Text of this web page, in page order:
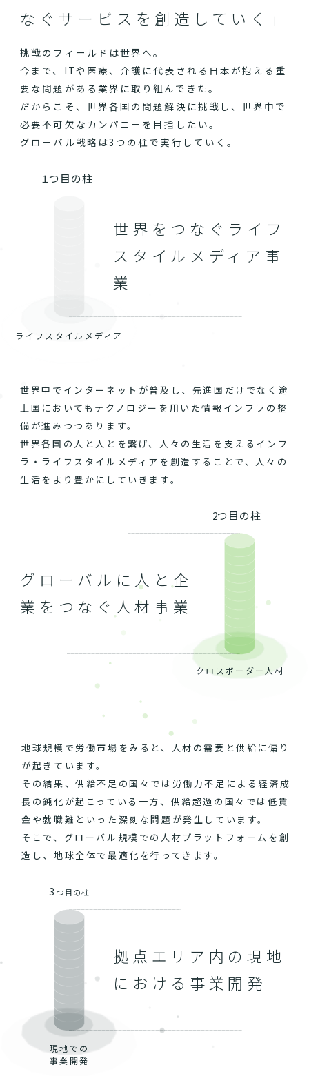
なぐサービスを創造していく」
挑戦のフィールドは世界へ。
今まで、ITや医療、介護に代表される日本が抱える重
要な問題がある業界に取り組んできた。
だからこそ、世界各国の問題解決に挑戦し、世界中で
必要不可欠なカンパニーを目指したい。
グローバル戦略は3つの柱で実行していく。
１つ目の柱
ライフスタイルメディア
世界をつなぐライフ
スタイルメディア事
業
世界中でインターネットが普及し、先進国だけでなく途
上国においてもテクノロジーを用いた情報インフラの整
備が進みつつあります。
世界各国の人と人とを繋げ、人々の生活を支えるインフ
ラ・ライフスタイルメディアを創造することで、人々の
生活をより豊かにしていきます。
グローバルに人と企
業をつなぐ人材事業
地球規模で労働市場をみると、人材の需要と供給に偏り
が起きています。
その結果、供給不足の国々では労働力不足による経済成
長の鈍化が起こっている一方、供給超過の国々では低賃
金や就職難といった深刻な問題が発生しています。
そこで、グローバル規模での人材プラットフォームを創
造し、地球全体で最適化を行ってきます。
2つ目の柱
クロスボーダー人材
3 つ目の柱
現地での
事業開発
拠点エリア内の現地
における事業開発